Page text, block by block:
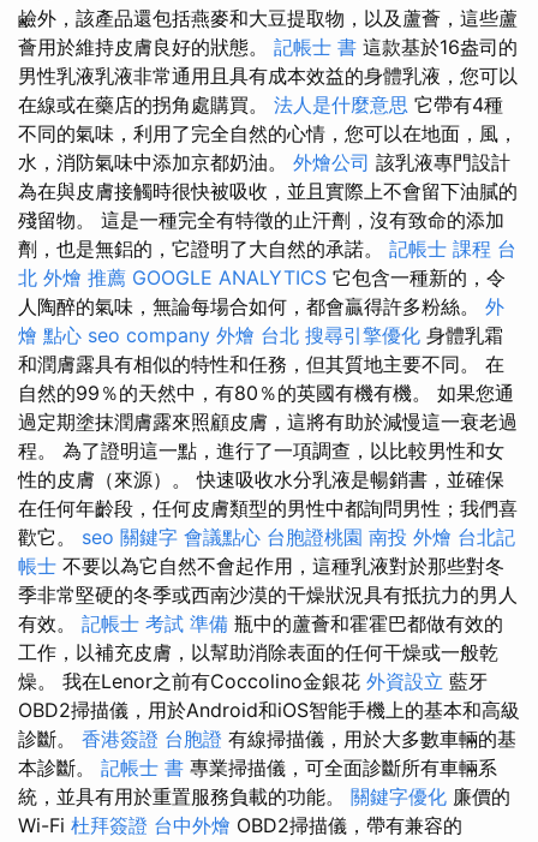
鹼外，該產品還包括燕麥和大豆提取物，以及蘆薈，這些蘆
薈用於維持皮膚良好的狀態。 記帳士 書 這款基於16盎司的
男性乳液乳液非常通用且具有成本效益的身體乳液，您可以
在線或在藥店的拐角處購買。 法人是什麼意思 它帶有4種
不同的氣味，利用了完全自然的心情，您可以在地面，風，
水，消防氣味中添加京都奶油。 外燴公司 該乳液專門設計
為在與皮膚接觸時很快被吸收，並且實際上不會留下油膩的
殘留物。 這是一種完全有特徵的止汗劑，沒有致命的添加
劑，也是無鋁的，它證明了大自然的承諾。 記帳士 課程 台
北 外燴 推薦 GOOGLE ANALYTICS 它包含一種新的，令
人陶醉的氣味，無論每場合如何，都會贏得許多粉絲。 外
燴 點心 seo company 外燴 台北 搜尋引擎優化 身體乳霜
和潤膚露具有相似的特性和任務，但其質地主要不同。 在
自然的99％的天然中，有80％的英國有機有機。 如果您通
過定期塗抹潤膚露來照顧皮膚，這將有助於減慢這一衰老過
程。 為了證明這一點，進行了一項調查，以比較男性和女
性的皮膚（來源）。 快速吸收水分乳液是暢銷書，並確保
在任何年齡段，任何皮膚類型的男性中都詢問男性；我們喜
歡它。 seo 關鍵字 會議點心 台胞證桃園 南投 外燴 台北記
帳士 不要以為它自然不會起作用，這種乳液對於那些對冬
季非常堅硬的冬季或西南沙漠的干燥狀況具有抵抗力的男人
有效。 記帳士 考試 準備 瓶中的蘆薈和霍霍巴都做有效的
工作，以補充皮膚，以幫助消除表面的任何干燥或一般乾
燥。 我在Lenor之前有Coccolino金銀花 外資設立 藍牙
OBD2掃描儀，用於Android和iOS智能手機上的基本和高級
診斷。 香港簽證 台胞證 有線掃描儀，用於大多數車輛的基
本診斷。 記帳士 書 專業掃描儀，可全面診斷所有車輛系
統，並具有用於重置服務負載的功能。 關鍵字優化 廉價的
Wi-Fi 杜拜簽證 台中外燴 OBD2掃描儀，帶有兼容的